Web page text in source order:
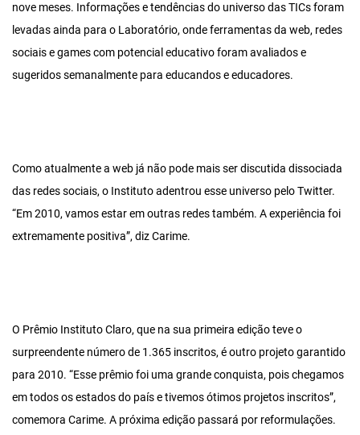
nove meses. Informações e tendências do universo das TICs foram
levadas ainda para o Laboratório, onde ferramentas da web, redes
sociais e games com potencial educativo foram avaliados e
sugeridos semanalmente para educandos e educadores.
Como atualmente a web já não pode mais ser discutida dissociada
das redes sociais, o Instituto adentrou esse universo pelo Twitter.
“Em 2010, vamos estar em outras redes também. A experiência foi
extremamente positiva”, diz Carime.
O Prêmio Instituto Claro, que na sua primeira edição teve o
surpreendente número de 1.365 inscritos, é outro projeto garantido
para 2010. “Esse prêmio foi uma grande conquista, pois chegamos
em todos os estados do país e tivemos ótimos projetos inscritos”,
comemora Carime. A próxima edição passará por reformulações.